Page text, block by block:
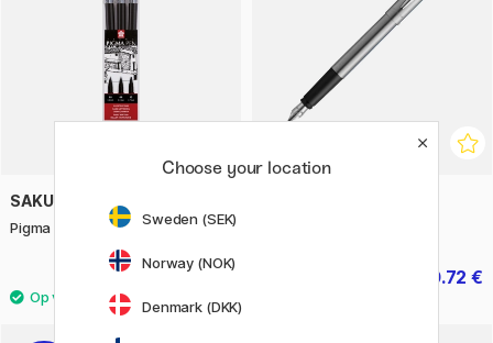
SAKURA
Pigma Pen 3-pack
7.20 € 20.72 €
Choose your location
Sweden (SEK)
Norway (NOK)
Denmark (DKK)